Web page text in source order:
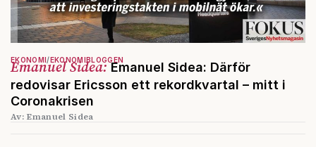
Emanuel Sidea:Emanuel Sidea: Därför
redovisar Ericsson ett rekordkvartal – mitt i
Coronakrisen
EKONOMI EKONOMIBLOGGEN
Av: Emanuel Sidea